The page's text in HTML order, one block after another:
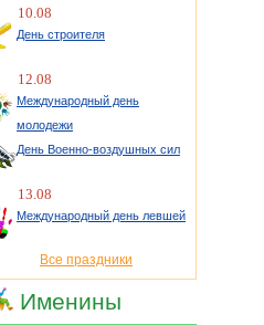
10.08
День строителя
12.08
Международный день
молодежи
День Военно-воздушных сил
13.08
Международный день левшей
Все праздники
Именины